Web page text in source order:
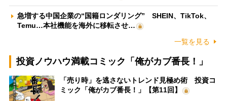
急増する中国企業の“国籍ロンダリング” SHEIN、TikTok、
Temu…本社機能を海外に移転させ…
一覧を見る
投資ノウハウ満載コミック「俺がカブ番長！」
「売り時」を逃さないトレンド見極め術 投資コ
ミック「俺がカブ番長！」【第11回】